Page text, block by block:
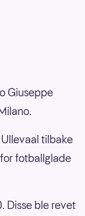
Giuseppe
tilbake
fotballglade
Disse ble revet